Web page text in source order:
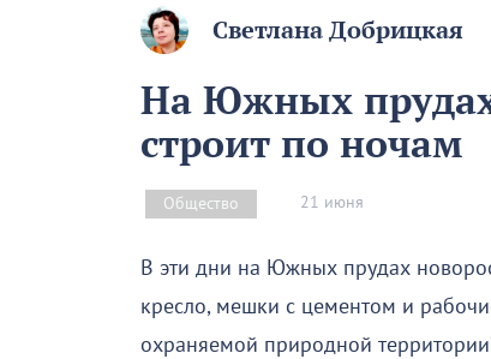
Светлана Добрицкая
На Южных прудах
строит по ночам
Общество 21 июня
В эти дни на Южных прудах
кресло, мешки с цементом и
охраняемой природной